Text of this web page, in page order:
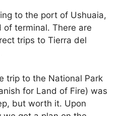
to the port of Ushuaia,
terminal. There are
trips to Tierra del
trip to the National Park
for Land of Fire) was
but worth it. Upon